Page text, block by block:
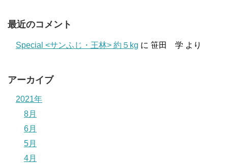
最近のコメント
Special <サンふじ・王林> 約５kg に 笹田 学 より
アーカイブ
2021年
8月
6月
5月
4月